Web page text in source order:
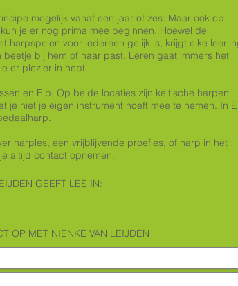
mogelijk vanaf een jaar of zes. Maar ook op
je er nog prima mee beginnen. Hoewel de
harpspelen voor iedereen gelijk is, krijgt elke
beetje bij hem of haar past. Leren gaat immers het
er plezier in hebt.
en Elp. Op beide locaties zijn keltische harpen
je niet je eigen instrument hoeft mee te nemen. In
harples, een vrijblijvende proefles, of harp in het
altijd contact opnemen.​
GEEFT LES IN:
OP MET NIENKE VAN LEIJDEN